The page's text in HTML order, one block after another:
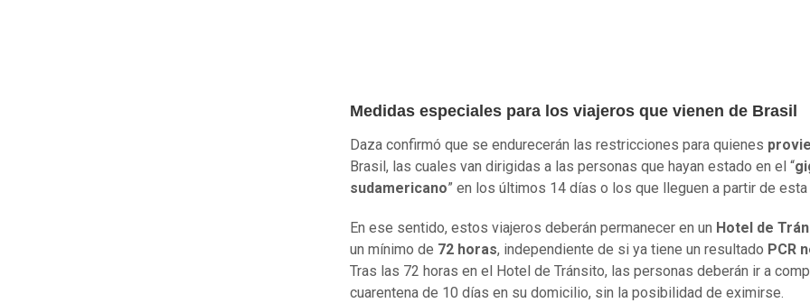
Medidas especiales para los viajeros que vienen de Brasil
Daza confirmó que se endurecerán las restricciones para quienes
Brasil, las cuales van dirigidas a las personas que hayan estado en el “
sudamericano” en los últimos 14 días o los que lleguen a partir de esta
En ese sentido, estos viajeros deberán permanecer en un Hotel de
un mínimo de 72 horas, independiente de si ya tiene un resultado PCR
Tras las 72 horas en el Hotel de Tránsito, las personas deberán ir a
cuarentena de 10 días en su domicilio, sin la posibilidad de eximirse.